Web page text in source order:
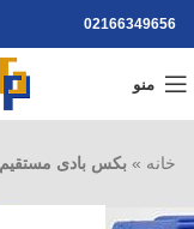
02166349656
منو
خانه » بکس بادی مستقیم